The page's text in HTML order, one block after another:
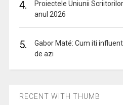
4.
Proiectele Uniunii
anul 2026
5.
Gabor Maté: Cum iti
de azi
RECENT WITH THUMB